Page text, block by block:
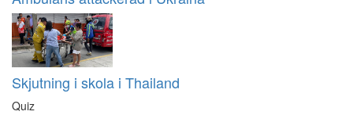
Skjutning i skola i Thailand
Quiz